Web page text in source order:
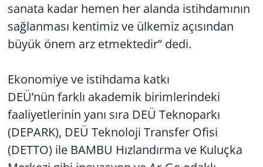
sanata kadar hemen her alanda istihdamının
sağlanması kentimiz ve ülkemiz açısından
büyük önem arz etmektedir” dedi.
Ekonomiye ve istihdama katkı
DEÜ’nün farklı akademik birimlerindeki
faaliyetlerinin yanı sıra DEÜ Teknoparkı
(DEPARK), DEÜ Teknoloji Transfer Ofisi
(DETTO) ile BAMBU Hızlandırma ve Kuluçka